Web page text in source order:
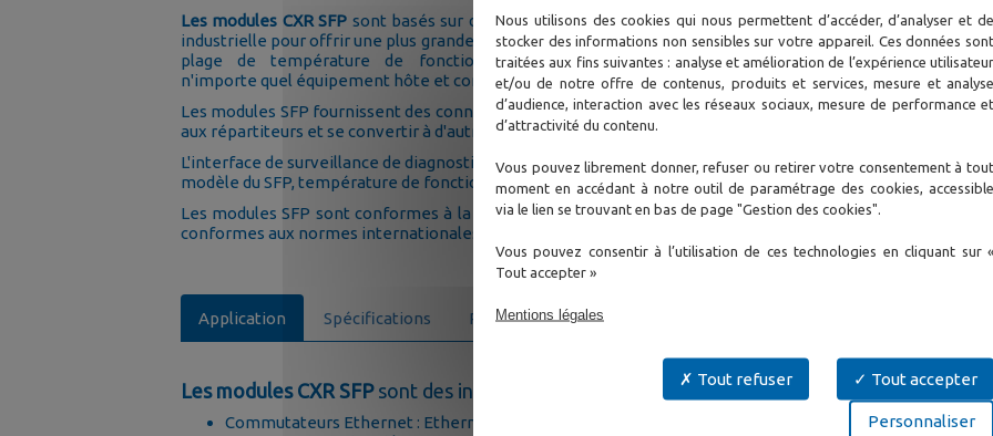
Les modules CXR SFP sont basés sur des composants de qualité
industrielle pour offrir une plus grande fiabilité et permettre une
plage de température de fonctionnement étendue dans
n'importe quel équipement hôte et conditions d'intégration.
Les modules SFP fournissent des connecteurs LC. Des câbles fibre sont proposés en option pour se
aux répartiteurs et se convertir à d'autres types de connecteurs.
L'interface de surveillance de diagnostic numérique DDMI signale l'état du SFP à l'équipement hôte :
modèle du SFP, température de fonctionnement, alimentation TX et RX.
Les modules SFP sont conformes à la norme MSA Multi-Source Agreement. Ce sont des lasers de classe
conformes aux normes internationales - 21 CFR 1040.10/11.
Application Spécifications Références Produits Associés
Les modules CXR SFPsont des interfaces optiques idéales pour les solutions réseau
Commutateurs Ethernet : Ethernet rapide, Gigabit, 2,5 Gigabit et 10 Gigabit
Nous utilisons des cookies qui nous permettent d’accéder, d’analyser et de
stocker des informations non sensibles sur votre appareil. Ces données sont
traitées aux fins suivantes : analyse et amélioration de l’expérience utilisateur
et/ou de notre offre de contenus, produits et services, mesure et analyse
d’audience, interaction avec les réseaux sociaux, mesure de performance et
d’attractivité du contenu.
Vous pouvez librement donner, refuser ou retirer votre consentement à tout
moment en accédant à notre outil de paramétrage des cookies, accessible
via le lien se trouvant en bas de page "Gestion des cookies".
Vous pouvez consentir à l’utilisation de ces technologies en cliquant sur «
Tout accepter »
Mentions légales
Tout accepter
Tout refuser
Personnaliser